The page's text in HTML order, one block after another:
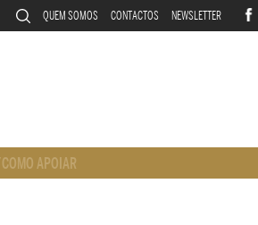
QUEM SOMOS CONTACTOS NEWSLETTER
COMO APOIAR